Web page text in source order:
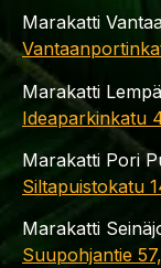
Marakatti
Marakatti
Ideaparkinkatu
Marakatti Pori
Siltapuistokatu
Marakatti
Suupohjantie